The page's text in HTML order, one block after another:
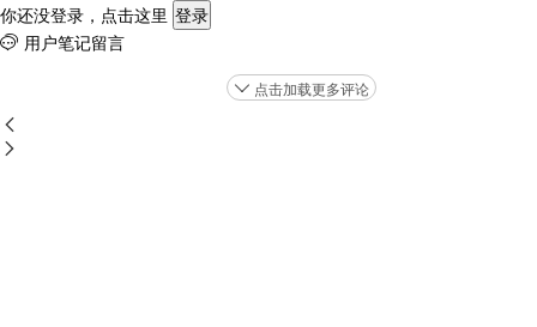
你还没登录，点击这里 登录
 用户笔记留言
 点击加载更多评论

